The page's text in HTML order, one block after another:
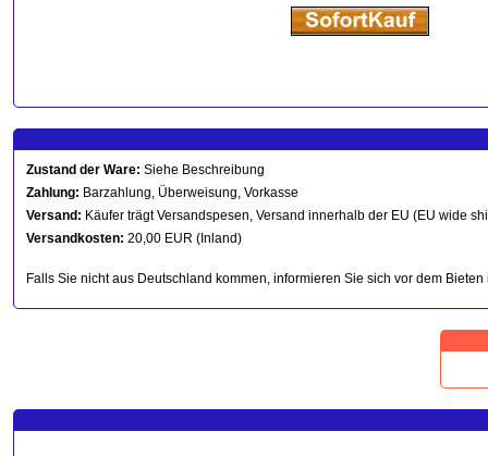
Zustand der Ware: Siehe Beschreibung
Zahlung: Barzahlung, Überweisung, Vorkasse
Versand: Käufer trägt Versandspesen, Versand innerhalb der EU (EU wide
Versandkosten: 20,00 EUR (Inland)
Falls Sie nicht aus Deutschland kommen, informieren Sie sich vor dem